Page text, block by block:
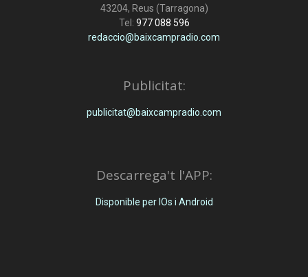
43204, Reus (Tarragona)
Tel: 977 088 596
redaccio@baixcampradio.com
Publicitat:
publicitat@baixcampradio.com
Descarrega't l'APP:
Disponible per IOs i Android